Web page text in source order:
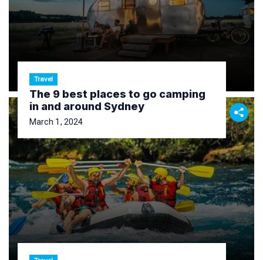
Travel
The 9 best places to go camping
in and around Sydney
March 1, 2024